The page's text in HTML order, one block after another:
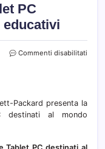
PC
Commenti disabilitati
ed
Packard presenta la
destinati al mondo